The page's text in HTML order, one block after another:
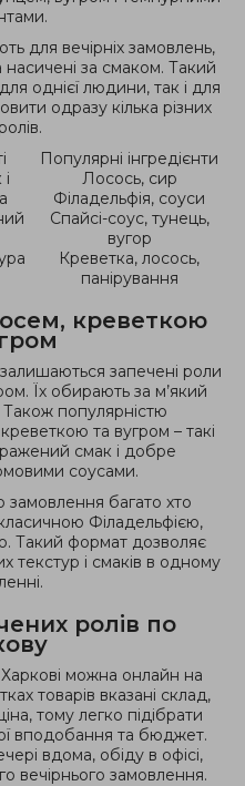
для вечірніх замовлень,
за смаком. Такий
однієї людини, так і для
одразу кілька різних
Популярні інгредієнти
Лосось, сир
Філадельфія, соуси
Спайсі-соус, тунець,
вугор
Креветка, лосось,
панірування
креветкою
запечені роли
Їх обирають за м’який
Також популярністю
та вугром – такі
смак і добре
соусами.
замовлення багато хто
Філадельфією,
Такий формат дозволяє
текстур і смаків в одному
ролів по
можна онлайн на
товарів вказані склад,
тому легко підібрати
вподобання та бюджет.
вдома, обіду в офісі,
вечірнього замовлення.